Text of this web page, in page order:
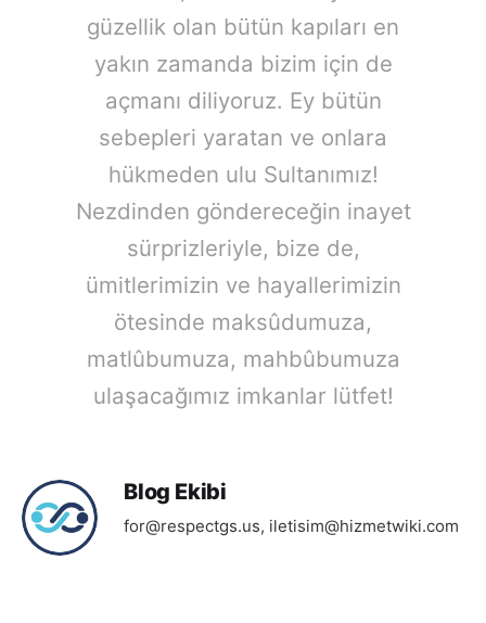
güzellik olan bütün kapıları en
yakın zamanda bizim için de
açmanı diliyoruz. Ey bütün
sebepleri yaratan ve onlara
hükmeden ulu Sultanımız!
Nezdinden göndereceğin inayet
sürprizleriyle, bize de,
ümitlerimizin ve hayallerimizin
ötesinde maksûdumuza,
matlûbumuza, mahbûbumuza
ulaşacağımız imkanlar lütfet!
Blog Ekibi
for@respectgs.us, iletisim@hizmetwiki.com